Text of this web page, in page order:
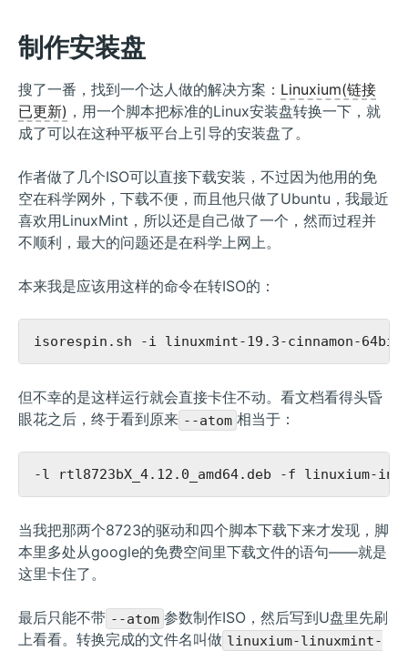
制作安装盘
搜了一番，找到一个达人做的解决方案： Linuxium(链接
已更新) ，用一个脚本把标准的Linux安装盘转换一下，就
成了可以在这种平板平台上引导的安装盘了。
作者做了几个ISO可以直接下载安装，不过因为他用的免
空在科学网外，下载不便，而且他只做了Ubuntu，我最近
喜欢用LinuxMint，所以还是自己做了一个，然而过程并
不顺利，最大的问题还是在科学上网上。
本来我是应该用这样的命令在转ISO的：
但不幸的是这样运行就会直接卡住不动。看文档看得头昏
眼花之后，终于看到原来 --atom 相当于：
当我把那两个8723的驱动和四个脚本下载下来才发现，脚
本里多处从google的免费空间里下载文件的语句——就是
这里卡住了。
最后只能不带 --atom 参数制作ISO，然后写到U盘里先刷
上看看。转换完成的文件名叫做 linuxium-linuxmint-